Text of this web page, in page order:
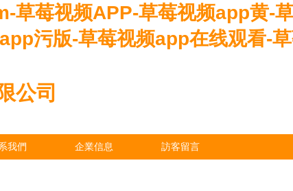
草莓视频APP-草莓视频app黄-
污版-草莓视频app在线观看-
公司
我們 企業信息 訪客留言